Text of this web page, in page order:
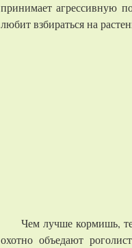
принимает агрессивную
любит взбираться на
Чем лучше кормишь,
охотно объедают